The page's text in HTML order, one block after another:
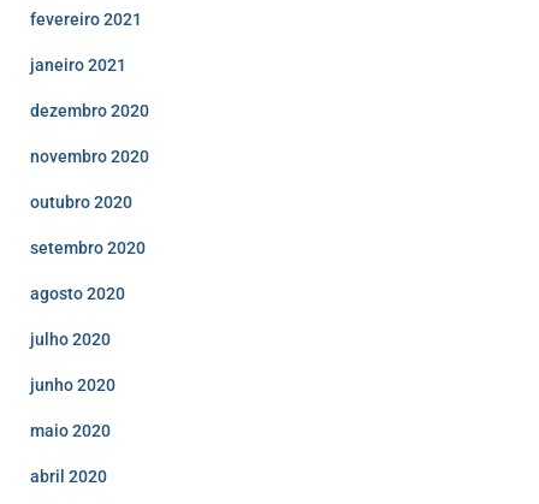
fevereiro 2021
janeiro 2021
dezembro 2020
novembro 2020
outubro 2020
setembro 2020
agosto 2020
julho 2020
junho 2020
maio 2020
abril 2020